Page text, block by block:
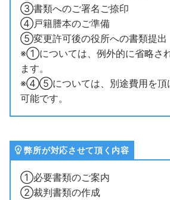
③書類へのご署名ご捺印
④戸籍謄本のご準備
⑤変更許可後の役所への書類提出
※①については、例外的に省略さ
ます。
※④⑤については、別途費用を頂
可能です。
弊所が対応させて頂く内容
①必要書類のご案内
②裁判書類の作成